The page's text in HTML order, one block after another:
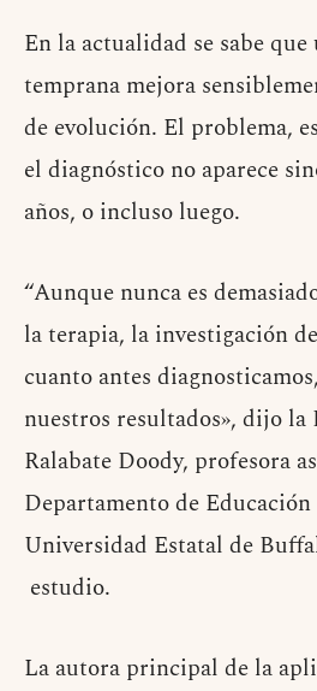
En la actualidad se sabe
temprana mejora
de evolución. El problema,
el diagnóstico no aparece
años, o incluso luego.
“Aunque nunca es
la terapia, la investigación
cuanto antes
nuestros resultados», dijo
Ralabate Doody, profesora
Departamento de
Universidad Estatal de
estudio.
La autora principal de la